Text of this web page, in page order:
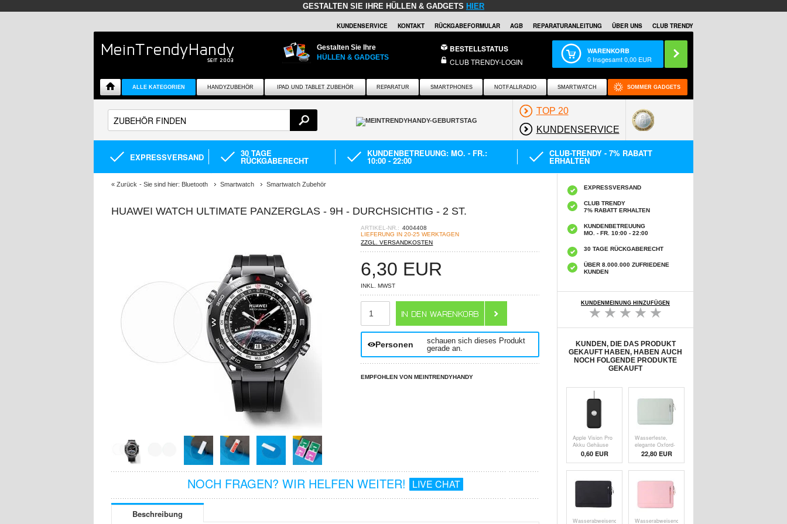
GESTALTEN SIE IHRE HÜLLEN & GADGETS HIER
KUNDENSERVICE KONTAKT RÜCKGABEFORMULAR AGB REPARATURANLEITUNG ÜBER UNS CLUB TRENDY
Gestalten Sie Ihre
HÜLLEN & GADGETS
BESTELLSTATUS
CLUB TRENDY-LOGIN
WARENKORB
0 Insgesamt0,00 EUR
ALLE KATEGORIEN HANDYZUBEHÖR IPAD UND TABLET ZUBEHÖR REPARATUR SMARTPHONES NOTFALLRADIO SMARTWATCH SOMMER GADGETS
TOP 20
KUNDENSERVICE
EXPRESSVERSAND 30 TAGE
RÜCKGABERECHT
KUNDENBETREUUNG: MO. - FR.:
10:00 - 22:00
CLUB-TRENDY - 7% RABATT
ERHALTEN
« Zurück - Sie sind hier: Bluetooth Smartwatch Smartwatch Zubehör
HUAWEI WATCH ULTIMATE PANZERGLAS - 9H - DURCHSICHTIG - 2 ST.
ARTIKEL-NR.: 4004408
LIEFERUNG IN 20-25 WERKTAGEN
ZZGL. VERSANDKOSTEN
6,30 EUR
INKL. MWST
Personen
schauen sich dieses Produkt
gerade an.
EMPFOHLEN VON MEINTRENDYHANDY
NOCH FRAGEN? WIR HELFEN WEITER! LIVE CHAT
Beschreibung
EXPRESSVERSAND
CLUB TRENDY
7% RABATT ERHALTEN
KUNDENBETREUUNG
MO. - FR. 10:00 - 22:00
30 TAGE RÜCKGABERECHT
ÜBER 8.000.000 ZUFRIEDENE
KUNDEN
KUNDENMEINUNG HINZUFÜGEN
KUNDEN, DIE DAS PRODUKT
GEKAUFT HABEN, HABEN AUCH
NOCH FOLGENDE PRODUKTE
GEKAUFT
Apple Vision Pro
Akku Gehäuse
Power Bank
Protector
Ladegerät
Silikonhülle -
Schwarz
0,60EUR
Wasserfeste,
elegante Oxford-
Laptoptasche mit
Seitentasche -
14.6" - Grün
22,80 EUR
Wasserabweisende,
Wasserabweisende